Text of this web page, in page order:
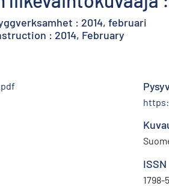
: 2014, februari
: 2014, February
ISSN
1798-